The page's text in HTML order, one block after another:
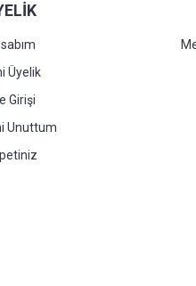
Üyelik
Girişi
Unuttum